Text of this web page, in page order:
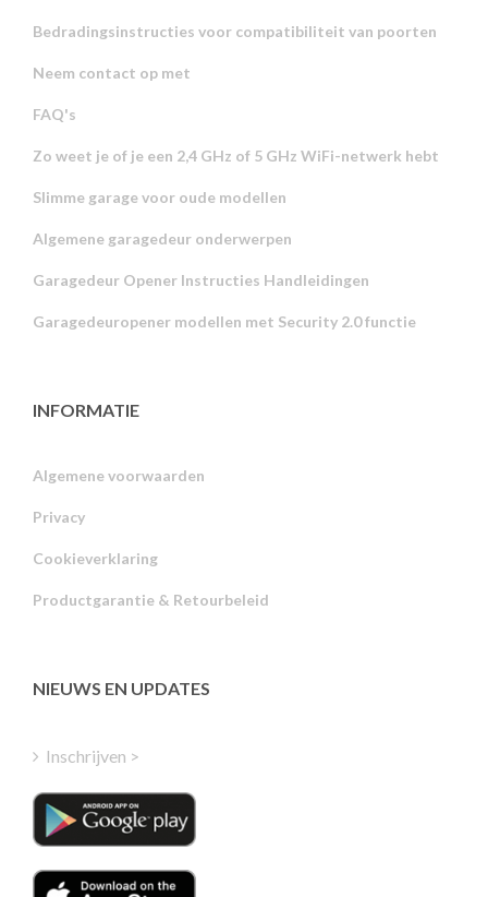
Bedradingsinstructies voor compatibiliteit van poorten
Neem contact op met
FAQ's
Zo weet je of je een 2,4 GHz of 5 GHz WiFi-netwerk hebt
Slimme garage voor oude modellen
Algemene garagedeur onderwerpen
Garagedeur Opener Instructies Handleidingen
Garagedeuropener modellen met Security 2.0 functie
INFORMATIE
Algemene voorwaarden
Privacy
Cookieverklaring
Productgarantie & Retourbeleid
NIEUWS EN UPDATES
Inschrijven >